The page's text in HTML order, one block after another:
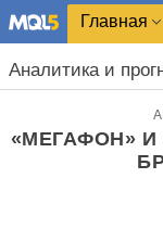
Главная
Аналитика и
«МЕГАФОН»